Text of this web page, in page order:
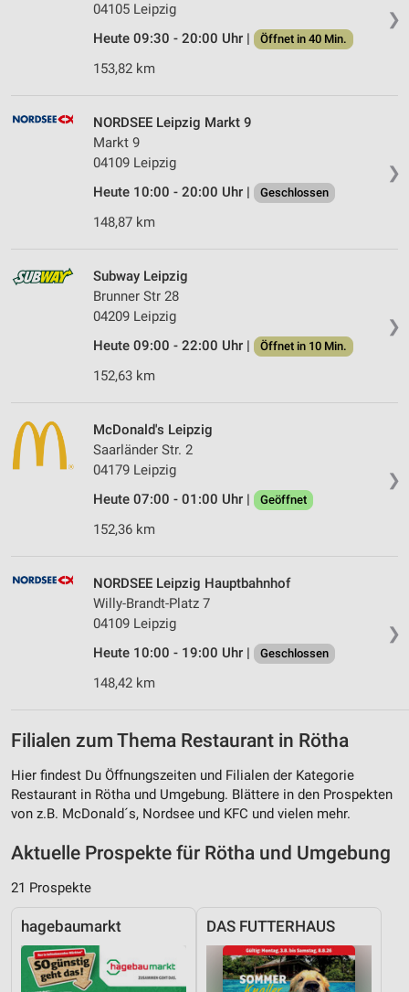
❯
04105 Leipzig
Heute 09:30 - 20:00 Uhr |
Öffnet in 40 Min.
153,82 km
❯
NORDSEE Leipzig Markt 9
Markt 9
04109 Leipzig
Heute 10:00 - 20:00 Uhr |
Geschlossen
148,87 km
❯
Subway Leipzig
Brunner Str 28
04209 Leipzig
Heute 09:00 - 22:00 Uhr |
Öffnet in 10 Min.
152,63 km
❯
McDonald's Leipzig
Saarländer Str. 2
04179 Leipzig
Heute 07:00 - 01:00 Uhr |
Geöffnet
152,36 km
❯
NORDSEE Leipzig Hauptbahnhof
Willy-Brandt-Platz 7
04109 Leipzig
Heute 10:00 - 19:00 Uhr |
Geschlossen
148,42 km
Filialen zum Thema Restaurant in Rötha
Hier findest Du Öffnungszeiten und Filialen der Kategorie
Restaurant in Rötha und Umgebung. Blättere in den Prospekten
von z.B. McDonald´s, Nordsee und KFC und vielen mehr.
Aktuelle Prospekte für Rötha und Umgebung
21 Prospekte
hagebaumarkt DAS FUTTERHAUS